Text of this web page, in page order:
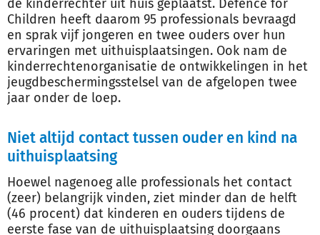
de kinderrechter uit huis geplaatst. Defence for
Children heeft daarom 95 professionals bevraagd
en sprak vijf jongeren en twee ouders over hun
ervaringen met uithuisplaatsingen. Ook nam de
kinderrechtenorganisatie de ontwikkelingen in het
jeugdbeschermingsstelsel van de afgelopen twee
jaar onder de loep.
Niet altijd contact tussen ouder en kind na
uithuisplaatsing
Hoewel nagenoeg alle professionals het contact
(zeer) belangrijk vinden, ziet minder dan de helft
(46 procent) dat kinderen en ouders tijdens de
eerste fase van de uithuisplaatsing doorgaans